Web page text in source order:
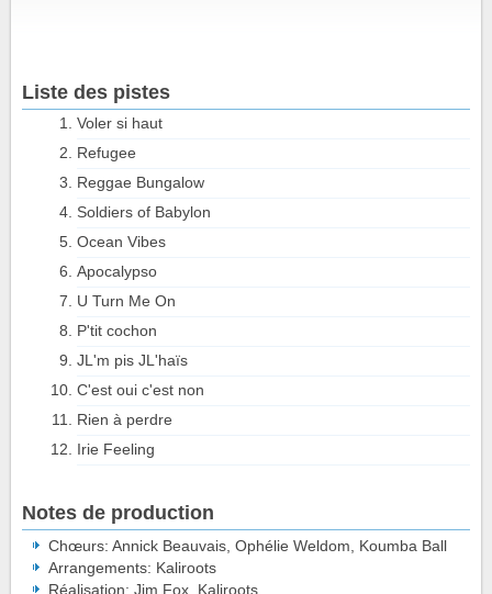
Liste des pistes
Voler si haut
Refugee
Reggae Bungalow
Soldiers of Babylon
Ocean Vibes
Apocalypso
U Turn Me On
P'tit cochon
JL'm pis JL'haïs
C'est oui c'est non
Rien à perdre
Irie Feeling
Notes de production
Chœurs: Annick Beauvais, Ophélie Weldom, Koumba Ball
Arrangements: Kaliroots
Réalisation: Jim Fox, Kaliroots